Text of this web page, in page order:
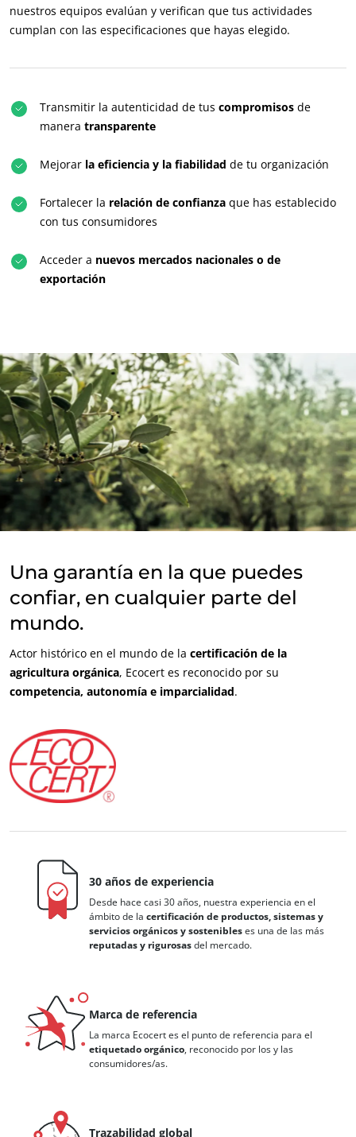
NUESTROS COMPROMISOS RSE
Actuar a través de nuestros servicios
Avanzar con nuestros equipos
Comprometerse con nuestro medio ambiente
Innovar con nuestro ecosistema
nuestros equipos evalúan y verifican que tus actividades
cumplan con las especificaciones que hayas elegido.
Transmitir la autenticidad de tus compromisos de
manera transparente
Mejorar la eficiencia y la fiabilidad de tu organización
Fortalecer la relación de confianza que has establecido
con tus consumidores
Acceder a nuevos mercados nacionales o de
exportación
Una garantía en la que puedes
confiar, en cualquier parte del
mundo.
Actor histórico en el mundo de la certificación de la
agricultura orgánica, Ecocert es reconocido por su
competencia, autonomía e imparcialidad.
30 años de experiencia
Desde hace casi 30 años, nuestra experiencia en el
ámbito de la certificación de productos, sistemas y
servicios orgánicos y sostenibleses una de las más
reputadas y rigurosasdel mercado.
Marca de referencia
La marca Ecocert es el punto de referencia para el
etiquetado orgánico, reconocido por los y las
consumidores/as.
Trazabilidad global